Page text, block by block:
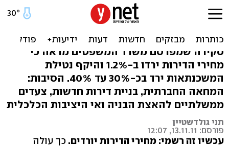
השמאי הממשלתי: מחירי
הדירות יורדים
סקירה שמפרסם משרד המשפטים מראה כי
מחירי הדירות ירדו ב-1.2% והיקף נטילת
המשכנתאות ירד בכ-30% עד 40%. הסיבות:
המחאה החברתית, בניית דירות חדשות, צעדים
ממשלתיים להאצת הבניה ואי היציבות הכלכלית
תני גולדשטיין
פורסם: 13.11.11, 12:07
עכשיו זה רשמי: מחירי הדירות יורדים. כך עולה